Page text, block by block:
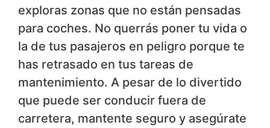
exploras zonas que no están pensadas
para coches. No querrás poner tu vida o
la de tus pasajeros en peligro porque te
has retrasado en tus tareas de
mantenimiento. A pesar de lo divertido
que puede ser conducir fuera de
carretera, mantente seguro y asegúrate